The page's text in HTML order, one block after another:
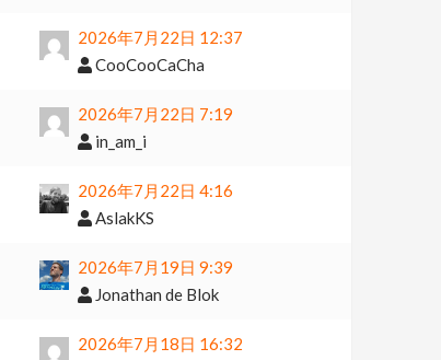
2026年7月22日 12:37
CooCooCaCha
2026年7月22日 7:19
in_am_i
2026年7月22日 4:16
AslakKS
2026年7月19日 9:39
Jonathan de Blok
2026年7月18日 16:32